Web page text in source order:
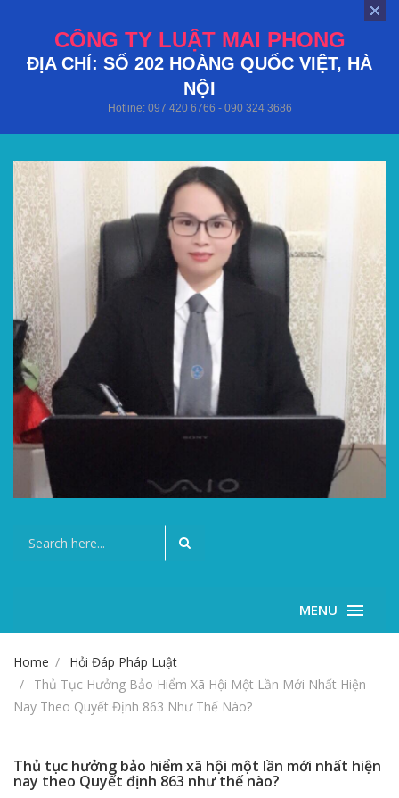
CÔNG TY LUẬT MAI PHONG
ĐỊA CHỈ: SỐ 202 HOÀNG QUỐC VIỆT, HÀ
NỘI
Hotline: 097 420 6766 - 090 324 3686
MENU
Home
Hỏi Đáp Pháp Luật
Thủ Tục Hưởng Bảo Hiểm Xã Hội Một Lần Mới Nhất Hiện
Nay Theo Quyết Định 863 Như Thế Nào?
Thủ tục hưởng bảo hiểm xã hội một lần mới nhất hiện
nay theo Quyết định 863 như thế nào?